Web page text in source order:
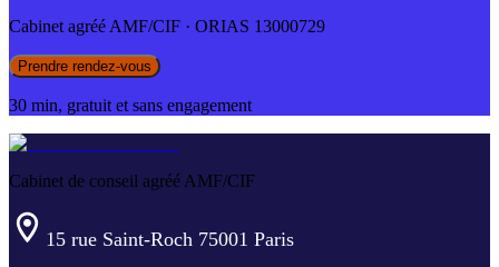
Cabinet agréé AMF/CIF · ORIAS 13000729
Prendre rendez-vous
30 min, gratuit et sans engagement
Cabinet de conseil agréé AMF/CIF
15 rue Saint-Roch 75001 Paris